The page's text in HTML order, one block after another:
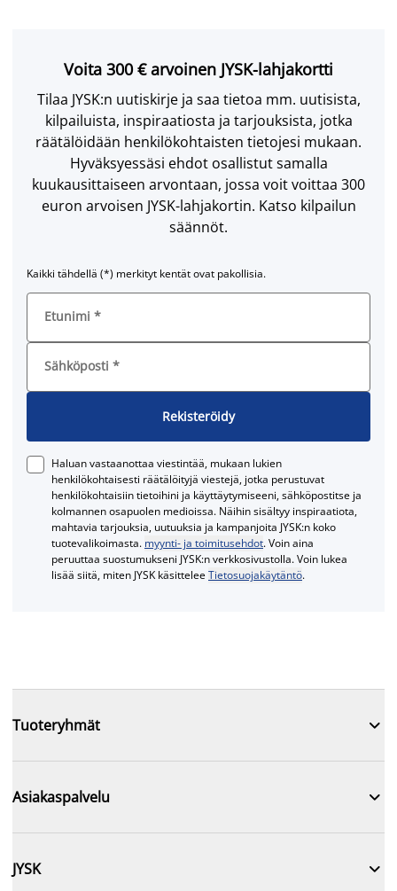
Voita 300 € arvoinen JYSK-lahjakortti
Tilaa JYSK:n uutiskirje ja saa tietoa mm. uutisista,
kilpailuista, inspiraatiosta ja tarjouksista, jotka
räätälöidään henkilökohtaisten tietojesi mukaan.
Hyväksyessäsi ehdot osallistut samalla
kuukausittaiseen arvontaan, jossa voit voittaa 300
euron arvoisen JYSK-lahjakortin. Katso kilpailun
säännöt.
Kaikki tähdellä (*) merkityt kentät ovat pakollisia.
Etunimi *
Sähköposti *
Rekisteröidy
Haluan vastaanottaa viestintää, mukaan lukien
henkilökohtaisesti räätälöityjä viestejä, jotka perustuvat
henkilökohtaisiin tietoihini ja käyttäytymiseeni, sähköpostitse ja
kolmannen osapuolen medioissa. Näihin sisältyy inspiraatiota,
mahtavia tarjouksia, uutuuksia ja kampanjoita JYSK:n koko
tuotevalikoimasta. myynti- ja toimitusehdot. Voin aina
peruuttaa suostumukseni JYSK:n verkkosivustolla. Voin lukea
lisää siitä, miten JYSK käsitteleeTietosuojakäytäntö.
Tuoteryhmät 
Asiakaspalvelu 
JYSK 